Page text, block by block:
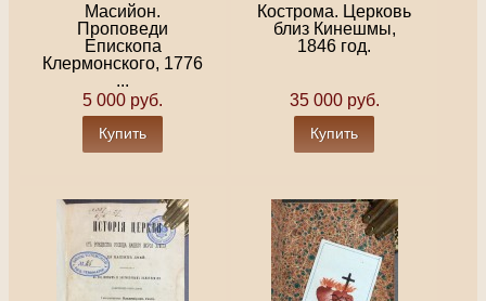
Масийон.
Проповеди
Епископа
Клермонского, 1776
...
5 000 руб.
Купить
Кострома. Церковь
близ Кинешмы,
1846 год.
35 000 руб.
Купить